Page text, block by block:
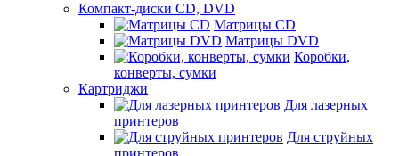
Компакт-диски CD, DVD
Матрицы CD
Матрицы DVD
Коробки,
конверты, сумки
Картриджи
Для лазерных
принтеров
Для струйных
принтеров